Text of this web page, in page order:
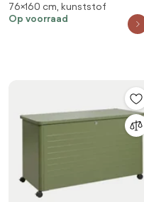
opbergbox Kees Smit |
Spatwaterdicht | Kussenbox |
Kunststof | Grijs - Antraciet |
76×160 cm, kunststof
Op voorraad